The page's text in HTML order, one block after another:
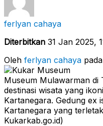
ferlyan cahaya
Diterbitkan 31 Jan 2025,
Oleh ferlyan cahaya
Museum Mulawarman di
destinasi wisata yang
Kartanegara. Gedung ex
Kartanegara yang
Kukarkab.go.id)